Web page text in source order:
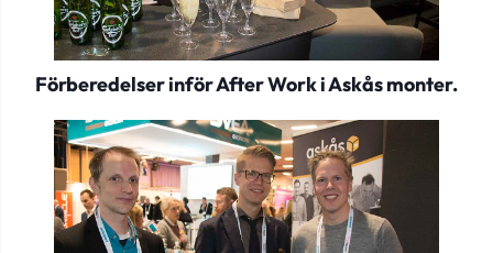
Förberedelser inför After Work i Askås monter.